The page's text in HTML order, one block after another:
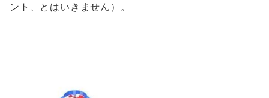
ント、とはいきません）。